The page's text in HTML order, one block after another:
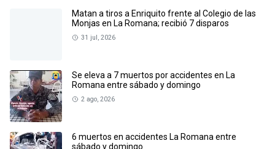
Matan a tiros a Enriquito frente al Colegio de las
Monjas en La Romana; recibió 7 disparos
31 jul, 2026
Se eleva a 7 muertos por accidentes en La
Romana entre sábado y domingo
2 ago, 2026
6 muertos en accidentes La Romana entre
sábado y domingo